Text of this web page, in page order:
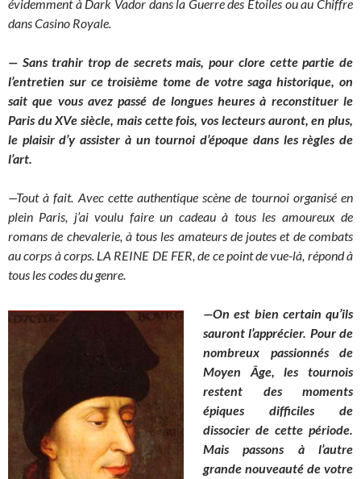
évidemment à Dark Vador dans la Guerre des Etoiles ou au Chiffre
dans Casino Royale.
— Sans trahir trop de secrets mais, pour clore cette partie de
l’entretien sur ce troisième tome de votre saga historique, on
sait que vous avez passé de longues heures à reconstituer le
Paris du XVe siècle, mais cette fois, vos lecteurs auront, en plus,
le plaisir d’y assister à un tournoi d’époque dans les règles de
l’art.
—Tout à fait. Avec cette authentique scène de tournoi organisé en
plein Paris, j’ai voulu faire un cadeau à tous les amoureux de
romans de chevalerie, à tous les amateurs de joutes et de combats
au corps à corps. LA REINE DE FER, de ce point de vue-là, répond à
tous les codes du genre.
—On est bien certain qu’ils
sauront l’apprécier. Pour de
nombreux passionnés de
Moyen Âge, les tournois
restent des moments
épiques difficiles de
dissocier de cette période.
Mais passons à l’autre
grande nouveauté de votre